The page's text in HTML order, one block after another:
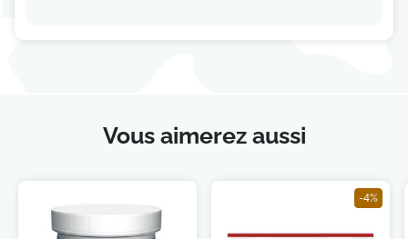
Vous aimerez aussi
-4%